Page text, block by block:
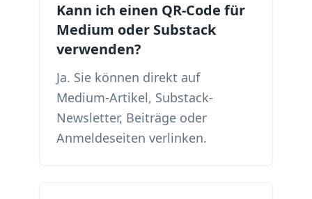
Kann ich einen QR-Code für
Medium oder Substack
verwenden?
Ja. Sie können direkt auf
Medium-Artikel, Substack-
Newsletter, Beiträge oder
Anmeldeseiten verlinken.